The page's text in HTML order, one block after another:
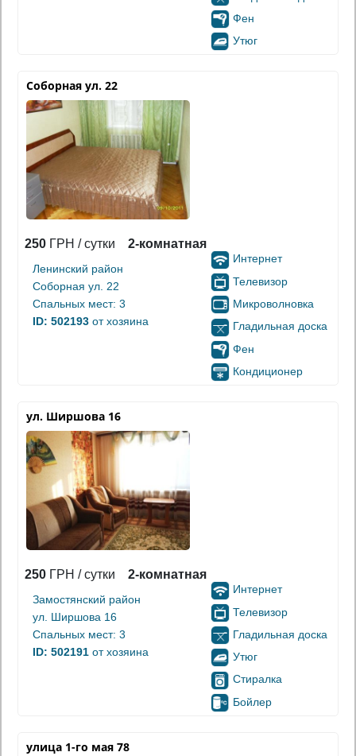
Фен
Утюг
Соборная ул. 22
250 ГРН / сутки 2-комнатная
Ленинский район
Соборная ул. 22
Спальных мест: 3
ID: 502193 от хозяина
Интернет
Телевизор
Микроволновка
Гладильная доска
Фен
Кондиционер
ул. Ширшова 16
250 ГРН / сутки 2-комнатная
Замостянский район
ул. Ширшова 16
Спальных мест: 3
ID: 502191 от хозяина
Интернет
Телевизор
Гладильная доска
Утюг
Стиралка
Бойлер
улица 1-го мая 78